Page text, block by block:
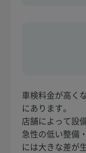
車検料金が高く
にあります。
店舗によって設
急性の低い整備
には大きな差が